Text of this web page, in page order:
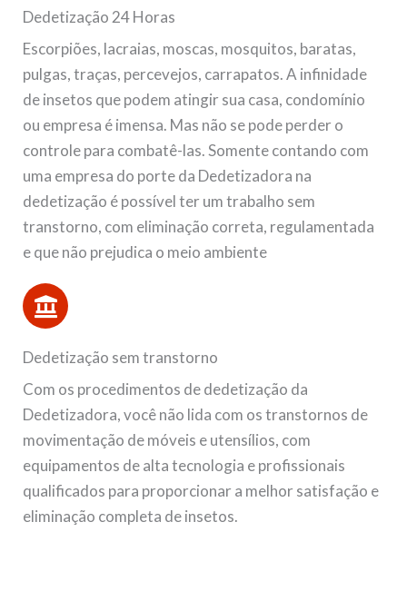
Dedetização 24 Horas
Escorpiões, lacraias, moscas, mosquitos, baratas,
pulgas, traças, percevejos, carrapatos. A infinidade
de insetos que podem atingir sua casa, condomínio
ou empresa é imensa. Mas não se pode perder o
controle para combatê-las. Somente contando com
uma empresa do porte da Dedetizadora na
dedetização é possível ter um trabalho sem
transtorno, com eliminação correta, regulamentada
e que não prejudica o meio ambiente
Dedetização sem transtorno
Com os procedimentos de dedetização da
Dedetizadora, você não lida com os transtornos de
movimentação de móveis e utensílios, com
equipamentos de alta tecnologia e profissionais
qualificados para proporcionar a melhor satisfação e
eliminação completa de insetos.